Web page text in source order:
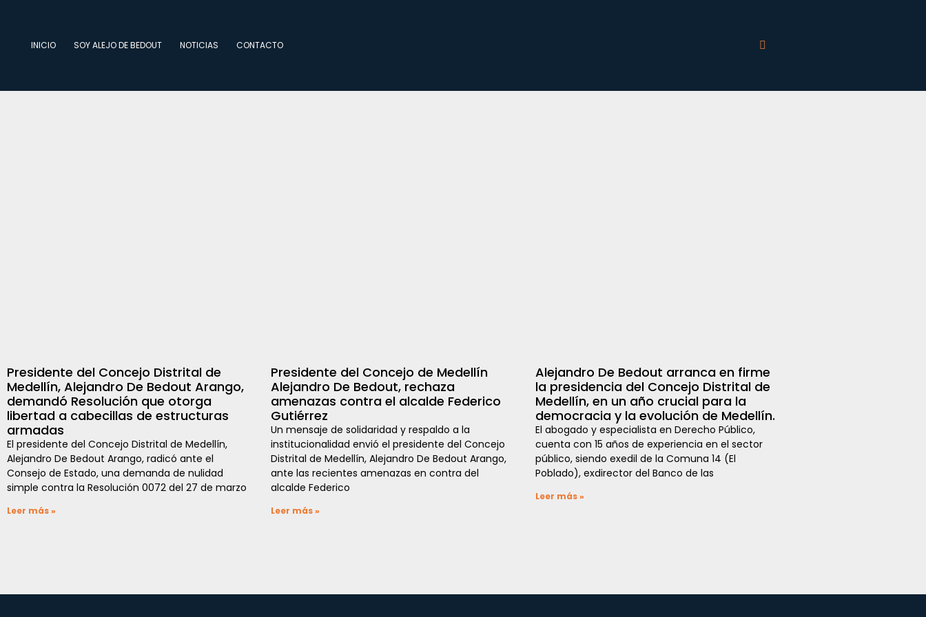
INICIO SOY ALEJO DE BEDOUT NOTICIAS CONTACTO
Presidente del Concejo Distrital de
Medellín, Alejandro De Bedout Arango,
demandó Resolución que otorga
libertad a cabecillas de estructuras
armadas
El presidente del Concejo Distrital de Medellín,
Alejandro De Bedout Arango, radicó ante el
Consejo de Estado, una demanda de nulidad
simple contra la Resolución 0072 del 27 de marzo
Leer más »
Presidente del Concejo de Medellín
Alejandro De Bedout, rechaza
amenazas contra el alcalde Federico
Gutiérrez
Un mensaje de solidaridad y respaldo a la
institucionalidad envió el presidente del Concejo
Distrital de Medellín, Alejandro De Bedout Arango,
ante las recientes amenazas en contra del
alcalde Federico
Leer más »
Alejandro De Bedout arranca en firme
la presidencia del Concejo Distrital de
Medellín, en un año crucial para la
democracia y la evolución de Medellín.
El abogado y especialista en Derecho Público,
cuenta con 15 años de experiencia en el sector
público, siendo exedil de la Comuna 14 (El
Poblado), exdirector del Banco de las
Leer más »